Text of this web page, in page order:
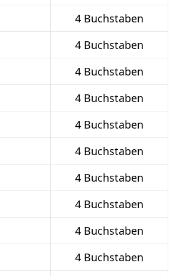
4 Buchstaben
4 Buchstaben
4 Buchstaben
4 Buchstaben
4 Buchstaben
4 Buchstaben
4 Buchstaben
4 Buchstaben
4 Buchstaben
4 Buchstaben